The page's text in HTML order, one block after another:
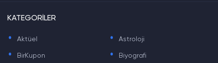
KATEGORİLER
. Aktüel . Astroloji
. BirKupon . Biyografi